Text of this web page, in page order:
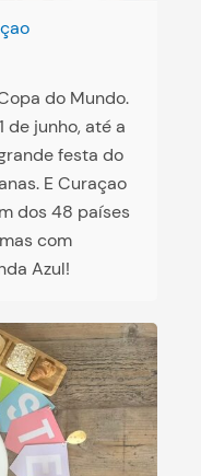
do Mundo.
de junho, até a
festa do
E Curaçao
dos 48 países
com
Azul!